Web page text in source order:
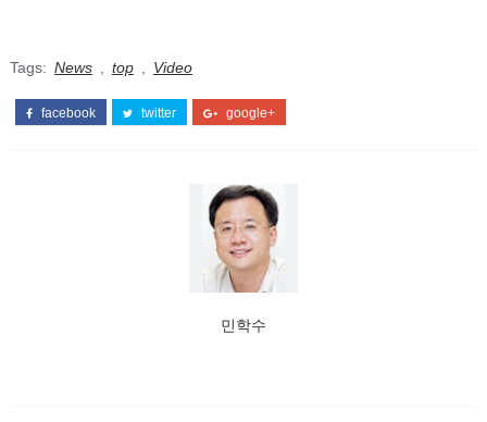
Tags: News top Video
facebook twitter google+
민학수